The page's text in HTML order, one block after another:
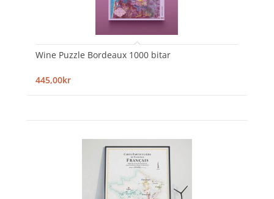
Wine Puzzle Bordeaux 1000 bitar
445,00kr